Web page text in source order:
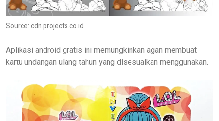
Source: cdn.projects.co.id
Aplikasi android gratis ini memungkinkan agan membuat
kartu undangan ulang tahun yang disesuaikan menggunakan.